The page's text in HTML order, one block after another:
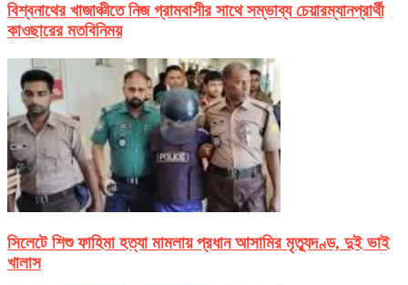
বিশ্বনাথের খাজাঞ্চীতে নিজ গ্রামবাসীর সাথে সম্ভাব্য চেয়ারম্যানপ্রার্থী
কাওছারের মতবিনিময়
সিলেটে শিশু ফাহিমা হত্যা মামলায় প্রধান আসামির মৃত্যুদণ্ড, দুই ভাই
খালাস